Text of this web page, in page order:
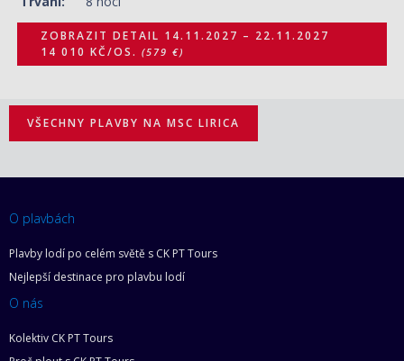
ZOBRAZIT DETAIL 14.11.2027 – 22.11.2027
14 010 KČ/OS. (579 €)
VŠECHNY PLAVBY NA MSC LIRICA
O plavbách
Plavby lodí po celém světě s CK PT Tours
Nejlepší destinace pro plavbu lodí
O nás
Kolektiv CK PT Tours